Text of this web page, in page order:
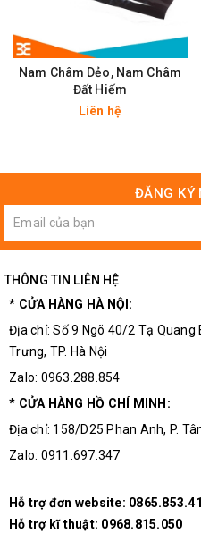
Nếu quý khách có nhu cầu
Nam Châm Dẻo, Nam Châm
Đất Hiếm
Liên hệ
ĐĂNG KÝ
THÔNG TIN LIÊN HỆ
* CỬA HÀNG HÀ NỘI:
Địa chỉ: Số 9 Ngõ 40/2 Tạ Quang
Trưng, TP. Hà Nội
Zalo: 0963.288.854
* CỬA HÀNG HỒ CHÍ MINH:
Địa chỉ: 158/D25 Phan Anh, P.
Zalo: 0911.697.347
Hỗ trợ đơn website:
Hỗ trợ kĩ thuật: 0968.815.050